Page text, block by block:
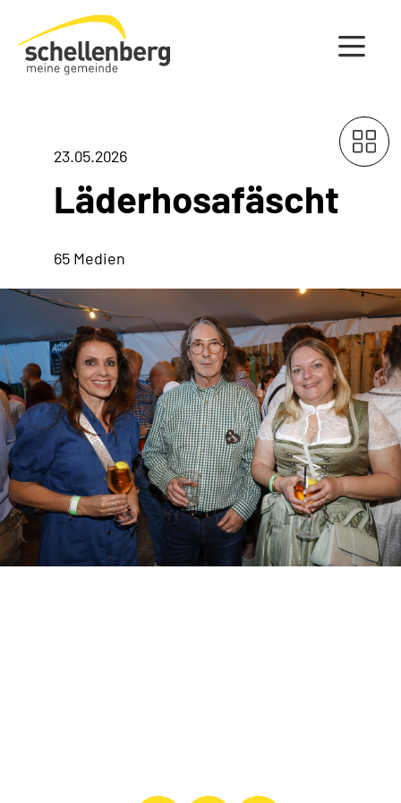
Gemeinde Schellenberg Startseite
23.05.2026
Läderhosafäscht
65 Medien